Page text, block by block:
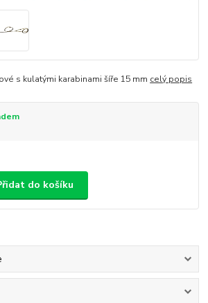
s kulatými karabinami šíře 15 mm celý popis
do košíku